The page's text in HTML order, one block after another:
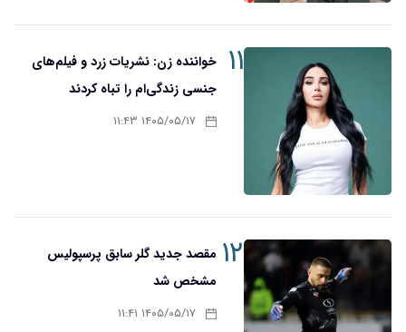
۱۱
خواننده زن: نشریات زرد و فیلم‌های
جنسی زندگی‌ام را تباه کردند
۱۴۰۵/۰۵/۱۷ ۱۱:۴۳
۱۲ مقصد جدید گلر سابق پرسپولیس
مشخص شد
۱۴۰۵/۰۵/۱۷ ۱۱:۴۱